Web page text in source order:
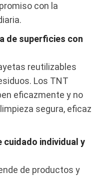
con la
de superficies con
reutilizables
Los TNT
eficazmente y no
segura, eficaz
cuidado individual y
de productos y